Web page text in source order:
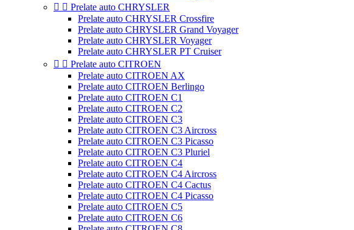
  Prelate auto CHRYSLER
Prelate auto CHRYSLER Crossfire
Prelate auto CHRYSLER Grand Voyager
Prelate auto CHRYSLER Voyager
Prelate auto CHRYSLER PT Cruiser
  Prelate auto CITROEN
Prelate auto CITROEN AX
Prelate auto CITROEN Berlingo
Prelate auto CITROEN C1
Prelate auto CITROEN C2
Prelate auto CITROEN C3
Prelate auto CITROEN C3 Aircross
Prelate auto CITROEN C3 Picasso
Prelate auto CITROEN C3 Pluriel
Prelate auto CITROEN C4
Prelate auto CITROEN C4 Aircross
Prelate auto CITROEN C4 Cactus
Prelate auto CITROEN C4 Picasso
Prelate auto CITROEN C5
Prelate auto CITROEN C6